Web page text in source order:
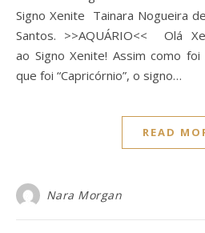
Signo Xenite Tainara Nogueira
Santos. >>AQUÁRIO<< Olá
ao Signo Xenite! Assim como
que foi “Capricórnio”, o signo…
READ
Nara Morgan